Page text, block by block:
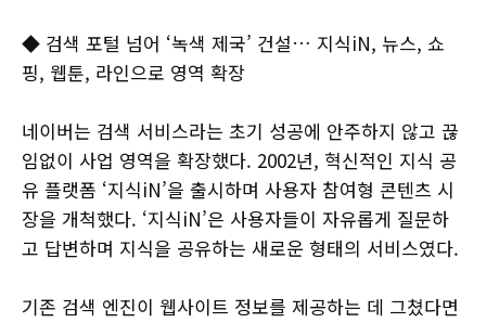
◆ 검색 포털 넘어 ‘녹색 제국’ 건설… 지식iN, 뉴스, 쇼
핑, 웹툰, 라인으로 영역 확장
네이버는 검색 서비스라는 초기 성공에 안주하지 않고 끊
임없이 사업 영역을 확장했다. 2002년, 혁신적인 지식 공
유 플랫폼 ‘지식iN’을 출시하며 사용자 참여형 콘텐츠 시
장을 개척했다. ‘지식iN’은 사용자들이 자유롭게 질문하
고 답변하며 지식을 공유하는 새로운 형태의 서비스였다.
기존 검색 엔진이 웹사이트 정보를 제공하는 데 그쳤다면